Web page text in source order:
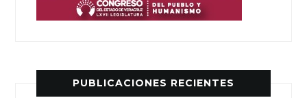
PUBLICACIONES RECIENTES